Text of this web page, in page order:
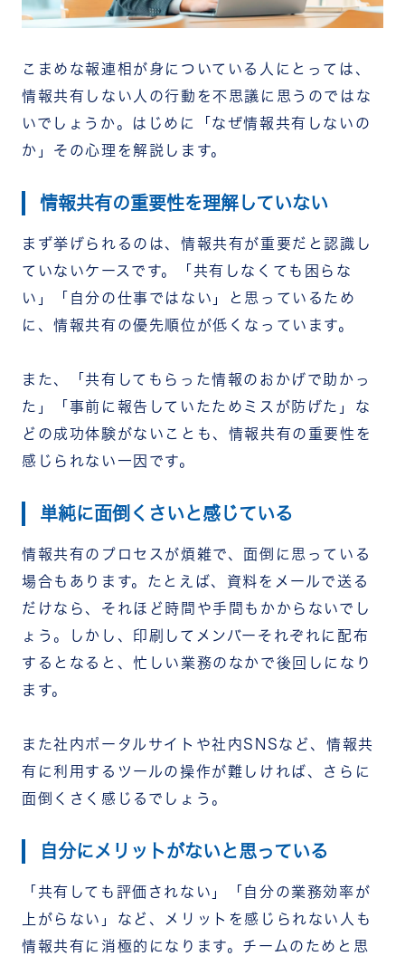
心理的安全性の高いチームをつくる
それでも改善しない場合の対処法
上司や人事部門と連携して組織的に対応する
成から
称賛文化を醸成するチームワークアプリ
「RECOG」
こまめな報連相が身についている人にとっては、
情報共有しない人の行動を不思議に思うのではな
いでしょうか。はじめに「なぜ情報共有しないの
か」その心理を解説します。
情報共有の重要性を理解していない
まず挙げられるのは、情報共有が重要だと認識し
ていないケースです。「共有しなくても困らな
い」「自分の仕事ではない」と思っているため
に、情報共有の優先順位が低くなっています。
また、「共有してもらった情報のおかげで助かっ
た」「事前に報告していたためミスが防げた」な
どの成功体験がないことも、情報共有の重要性を
感じられない一因です。
単純に面倒くさいと感じている
情報共有のプロセスが煩雑で、面倒に思っている
場合もあります。たとえば、資料をメールで送る
だけなら、それほど時間や手間もかからないでし
ょう。しかし、印刷してメンバーそれぞれに配布
するとなると、忙しい業務のなかで後回しになり
ます。
また社内ポータルサイトや社内SNSなど、情報共
有に利用するツールの操作が難しければ、さらに
面倒くさく感じるでしょう。
自分にメリットがないと思っている
「共有しても評価されない」「自分の業務効率が
上がらない」など、メリットを感じられない人も
情報共有に消極的になります。チームのためと思